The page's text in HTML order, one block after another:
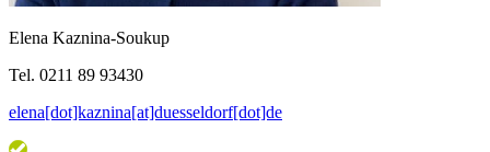
Elena Kaznina-Soukup
Tel. 0211 89 93430
elena[dot]kaznina[at]duesseldorf[dot]de